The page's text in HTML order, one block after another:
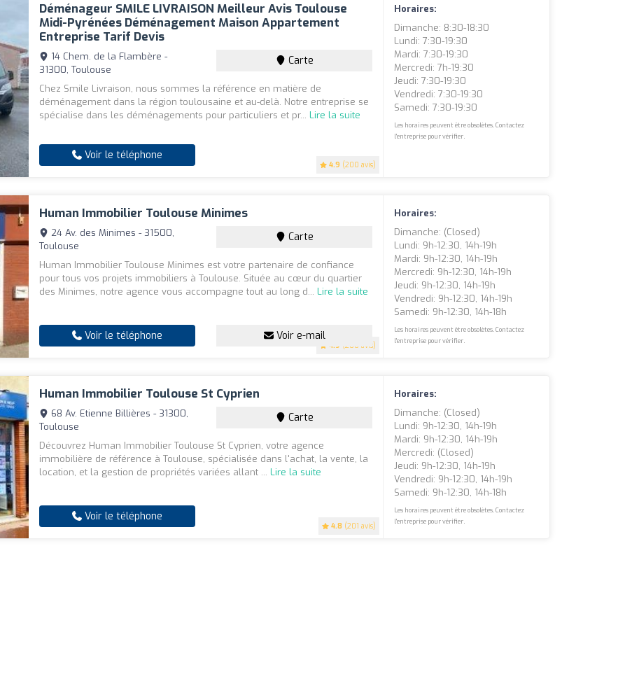
Déménageur SMILE LIVRAISON Meilleur Avis Toulouse
Midi-Pyrénées Déménagement Maison Appartement
Entreprise Tarif Devis
4.9 (200 avis)
14 Chem. de la Flambère -
31300, Toulouse
Carte
Chez Smile Livraison, nous sommes la référence en matière de
déménagement dans la région toulousaine et au-delà. Notre entreprise se
spécialise dans les déménagements pour particuliers et pr...Lire la suite
Voir le téléphone
Horaires:
Dimanche: 8:30-18:30
Lundi: 7:30-19:30
Mardi: 7:30-19:30
Mercredi: 7h-19:30
Jeudi: 7:30-19:30
Vendredi: 7:30-19:30
Samedi: 7:30-19:30
Les horaires peuvent être obsolètes. Contactez
l'entreprise pour vérifier.
Human Immobilier Toulouse Minimes
4.9 (200 avis)
24 Av. des Minimes - 31500,
Toulouse
Carte
Human Immobilier Toulouse Minimes est votre partenaire de confiance
pour tous vos projets immobiliers à Toulouse. Située au cœur du quartier
des Minimes, notre agence vous accompagne tout au long d...Lire la suite
Voir le téléphone Voir e-mail
Horaires:
Dimanche: (closed)
Lundi: 9h-12:30, 14h-19h
Mardi: 9h-12:30, 14h-19h
Mercredi: 9h-12:30, 14h-19h
Jeudi: 9h-12:30, 14h-19h
Vendredi: 9h-12:30, 14h-19h
Samedi: 9h-12:30, 14h-18h
Les horaires peuvent être obsolètes. Contactez
l'entreprise pour vérifier.
Human Immobilier Toulouse St Cyprien
4.8 (201 avis)
68 Av. Etienne Billières - 31300,
Toulouse
Carte
Découvrez Human Immobilier Toulouse St Cyprien, votre agence
immobilière de référence à Toulouse, spécialisée dans l'achat, la vente, la
location, et la gestion de propriétés variées allant ...Lire la suite
Voir le téléphone
Horaires:
Dimanche: (closed)
Lundi: 9h-12:30, 14h-19h
Mardi: 9h-12:30, 14h-19h
Mercredi: (closed)
Jeudi: 9h-12:30, 14h-19h
Vendredi: 9h-12:30, 14h-19h
Samedi: 9h-12:30, 14h-18h
Les horaires peuvent être obsolètes. Contactez
l'entreprise pour vérifier.